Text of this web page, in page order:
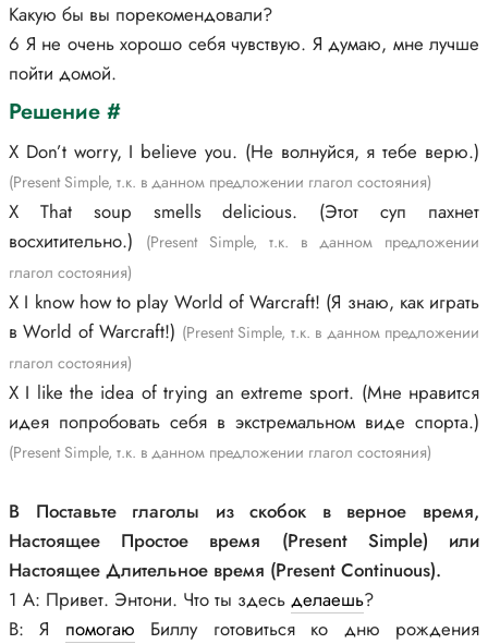
Какую бы вы порекомендовали?
6 Я не очень хорошо себя чувствую. Я думаю, мне лучше
пойти домой.
Решение #
X Don’t worry, I believe you. (Не волнуйся, я тебе верю.)
(Present Simple, т.к. в данном предложении глагол состояния)
X That soup smells delicious. (Этот суп пахнет
восхитительно.)
(Present Simple, т.к. в данном предложении
глагол состояния)
X I know how to play World of Warcraft! (Я знаю, как играть
в World of Warcraft!) (Present Simple, т.к. в данном предложении
глагол состояния)
X I like the idea of trying an extreme sport. (Мне нравится
идея попробовать себя в экстремальном виде спорта.)
(Present Simple, т.к. в данном предложении глагол состояния)
В Поставьте глаголы из скобок в верное время,
Настоящее Простое время (Present Simple) или
Настоящее Длительное время (Present Continuous).
1 А: Привет. Энтони. Что ты здесь делаешь?
В: Я помогаю Биллу готовиться ко дню рождения